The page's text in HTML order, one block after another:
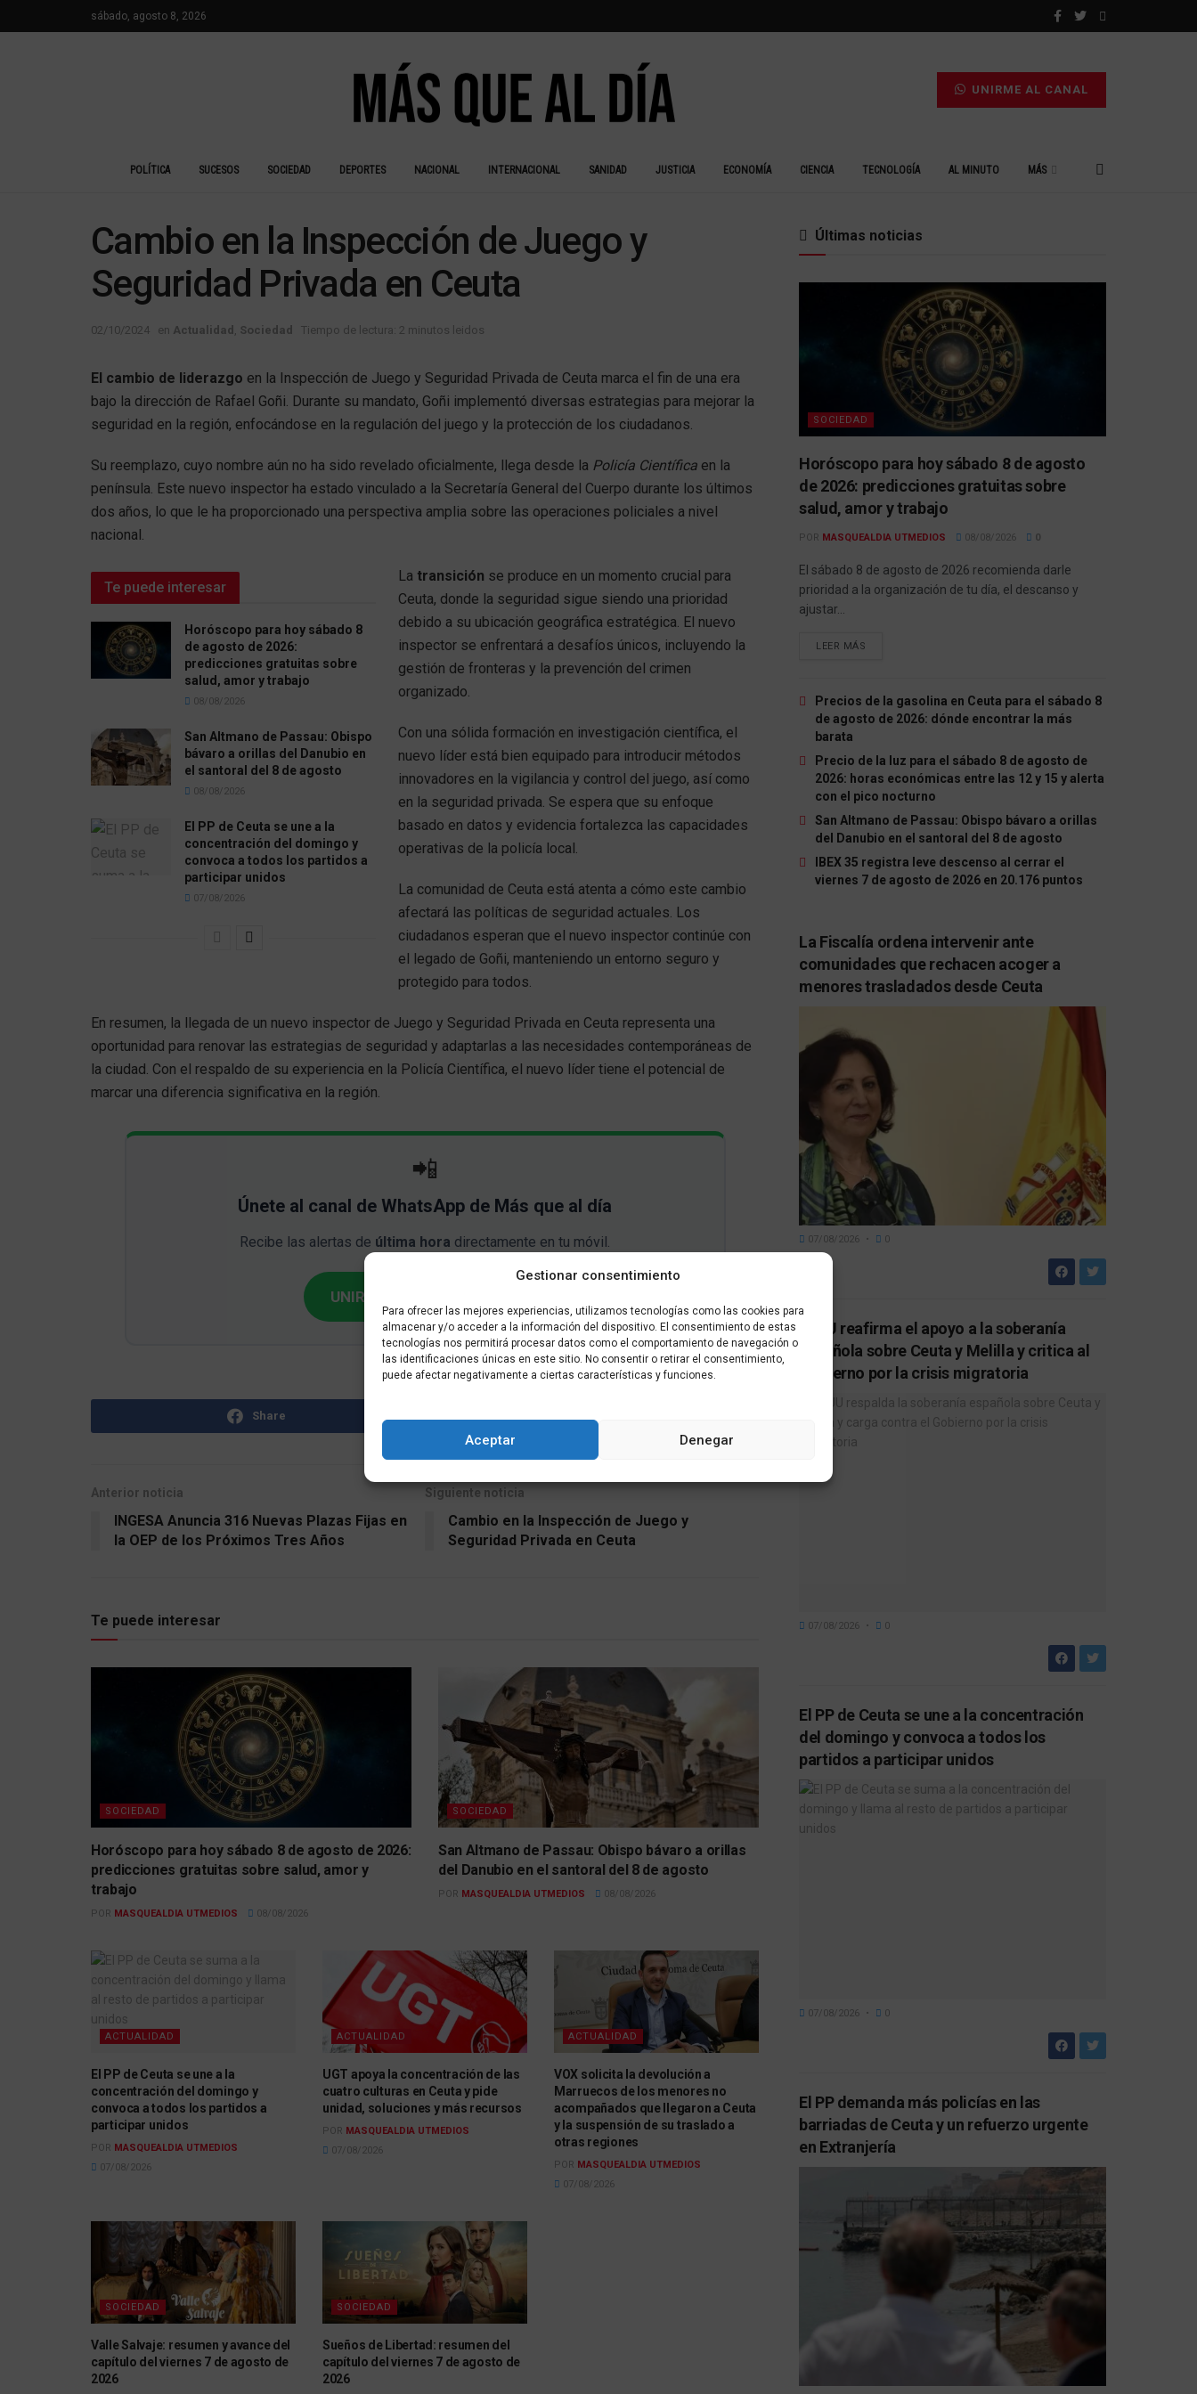
Gestionar consentimiento
Para ofrecer las mejores experiencias, utilizamos tecnologías como las cookies para
almacenar y/o acceder a la información del dispositivo. El consentimiento de estas
tecnologías nos permitirá procesar datos como el comportamiento de navegación o
las identificaciones únicas en este sitio. No consentir o retirar el consentimiento,
puede afectar negativamente a ciertas características y funciones.
Aceptar Denegar
sábado, agosto 8, 2026
UNIRME AL CANAL
POLÍTICA SUCESOS SOCIEDAD DEPORTES NACIONAL INTERNACIONAL SANIDAD JUSTICIA ECONOMÍA CIENCIA TECNOLOGÍA AL MINUTO MÁS
Cambio en la Inspección de Juego y
Seguridad Privada en Ceuta
02/10/2024 en Actualidad Sociedad Tiempo de lectura: 2 minutos leidos
El cambio de liderazgo en la Inspección de Juego y Seguridad Privada de Ceuta marca el fin de una era
bajo la dirección de Rafael Goñi. Durante su mandato, Goñi implementó diversas estrategias para mejorar la
seguridad en la región, enfocándose en la regulación del juego y la protección de los ciudadanos.
Su reemplazo, cuyo nombre aún no ha sido revelado oficialmente, llega desde la Policía Científica en la
península. Este nuevo inspector ha estado vinculado a la Secretaría General del Cuerpo durante los últimos
dos años, lo que le ha proporcionado una perspectiva amplia sobre las operaciones policiales a nivel
nacional.
Te puede interesar
Horóscopo para hoy sábado 8
de agosto de 2026:
predicciones gratuitas sobre
salud, amor y trabajo
08/08/2026
San Altmano de Passau: Obispo
bávaro a orillas del Danubio en
el santoral del 8 de agosto
08/08/2026
El PP de Ceuta se une a la
concentración del domingo y
convoca a todos los partidos a
participar unidos
07/08/2026
La transición se produce en un momento crucial para
Ceuta, donde la seguridad sigue siendo una prioridad
debido a su ubicación geográfica estratégica. El nuevo
inspector se enfrentará a desafíos únicos, incluyendo la
gestión de fronteras y la prevención del crimen
organizado.
Con una sólida formación en investigación científica, el
nuevo líder está bien equipado para introducir métodos
innovadores en la vigilancia y control del juego, así como
en la seguridad privada. Se espera que su enfoque
basado en datos y evidencia fortalezca las capacidades
operativas de la policía local.
La comunidad de Ceuta está atenta a cómo este cambio
afectará las políticas de seguridad actuales. Los
ciudadanos esperan que el nuevo inspector continúe con
el legado de Goñi, manteniendo un entorno seguro y
protegido para todos.
En resumen, la llegada de un nuevo inspector de Juego y Seguridad Privada en Ceuta representa una
oportunidad para renovar las estrategias de seguridad y adaptarlas a las necesidades contemporáneas de
la ciudad. Con el respaldo de su experiencia en la Policía Científica, el nuevo líder tiene el potencial de
marcar una diferencia significativa en la región.
📲
Únete al canal de WhatsApp de Más que al día
Recibe las alertas de última hora directamente en tu móvil.
UNIRME GRATIS AL CANAL
Share
Anterior noticia
INGESA Anuncia 316 Nuevas Plazas Fijas en
la OEP de los Próximos Tres Años
Siguiente noticia
Cambio en la Inspección de Juego y
Seguridad Privada en Ceuta
Te puede interesar
SOCIEDAD
Horóscopo para hoy sábado 8 de agosto de 2026:
predicciones gratuitas sobre salud, amor y
trabajo
POR MASQUEALDIA UTMEDIOS 08/08/2026
SOCIEDAD
San Altmano de Passau: Obispo bávaro a orillas
del Danubio en el santoral del 8 de agosto
POR MASQUEALDIA UTMEDIOS 08/08/2026
ACTUALIDAD
El PP de Ceuta se une a la
concentración del domingo y
convoca a todos los partidos a
participar unidos
POR MASQUEALDIA UTMEDIOS
07/08/2026
ACTUALIDAD
UGT apoya la concentración de las
cuatro culturas en Ceuta y pide
unidad, soluciones y más recursos
POR MASQUEALDIA UTMEDIOS
07/08/2026
ACTUALIDAD
VOX solicita la devolución a
Marruecos de los menores no
acompañados que llegaron a Ceuta
y la suspensión de su traslado a
otras regiones
POR MASQUEALDIA UTMEDIOS
07/08/2026
SOCIEDAD
Valle Salvaje: resumen y avance del
capítulo del viernes 7 de agosto de
2026
SOCIEDAD
Sueños de Libertad: resumen del
capítulo del viernes 7 de agosto de
2026
Últimas noticias
SOCIEDAD
Horóscopo para hoy sábado 8 de agosto
de 2026: predicciones gratuitas sobre
salud, amor y trabajo
POR MASQUEALDIA UTMEDIOS 08/08/2026 0
El sábado 8 de agosto de 2026 recomienda darle
prioridad a la organización de tu día, el descanso y
ajustar...
LEER MÁS
Precios de la gasolina en Ceuta para el sábado 8
de agosto de 2026: dónde encontrar la más
barata
Precio de la luz para el sábado 8 de agosto de
2026: horas económicas entre las 12 y 15 y alerta
con el pico nocturno
San Altmano de Passau: Obispo bávaro a orillas
del Danubio en el santoral del 8 de agosto
IBEX 35 registra leve descenso al cerrar el
viernes 7 de agosto de 2026 en 20.176 puntos
La Fiscalía ordena intervenir ante
comunidades que rechacen acoger a
menores trasladados desde Ceuta
07/08/2026 0
EEUU reafirma el apoyo a la soberanía
española sobre Ceuta y Melilla y critica al
Gobierno por la crisis migratoria
07/08/2026 0
El PP de Ceuta se une a la concentración
del domingo y convoca a todos los
partidos a participar unidos
07/08/2026 0
El PP demanda más policías en las
barriadas de Ceuta y un refuerzo urgente
en Extranjería